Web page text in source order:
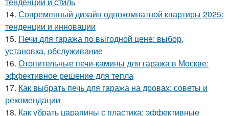
14. Современный дизайн однокомнатной квартиры 2025:
тенденции и инновации
15. Печи для гаража по выгодной цене: выбор,
установка, обслуживание
16. Отопительные печи-камины для гаража в Москве:
эффективное решение для тепла
17. Как выбрать печь для гаража на дровах: советы и
рекомендации
18. Как убрать царапины с пластика: эффективные